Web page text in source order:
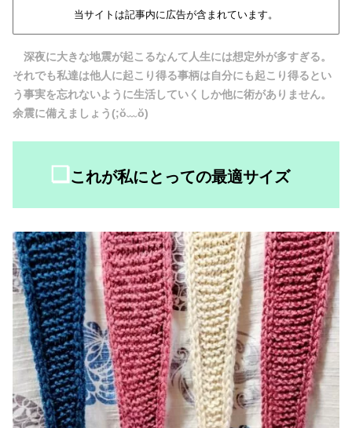
当サイトは記事内に広告が含まれています。
深夜に大きな地震が起こるなんて人生には想定外が多すぎる。
それでも私達は他人に起こり得る事柄は自分にも起こり得るとい
う事実を忘れないように生活していくしか他に術がありません。
余震に備えましょう(⁠;⁠ŏ⁠﹏⁠ŏ⁠)
❏これが私にとっての最適サイズ